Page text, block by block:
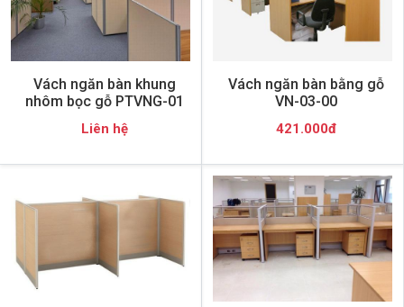
Vách ngăn bàn khung
nhôm bọc gỗ PTVNG-01
Liên hệ
Vách ngăn bàn bằng gỗ
VN-03-00
421.000đ